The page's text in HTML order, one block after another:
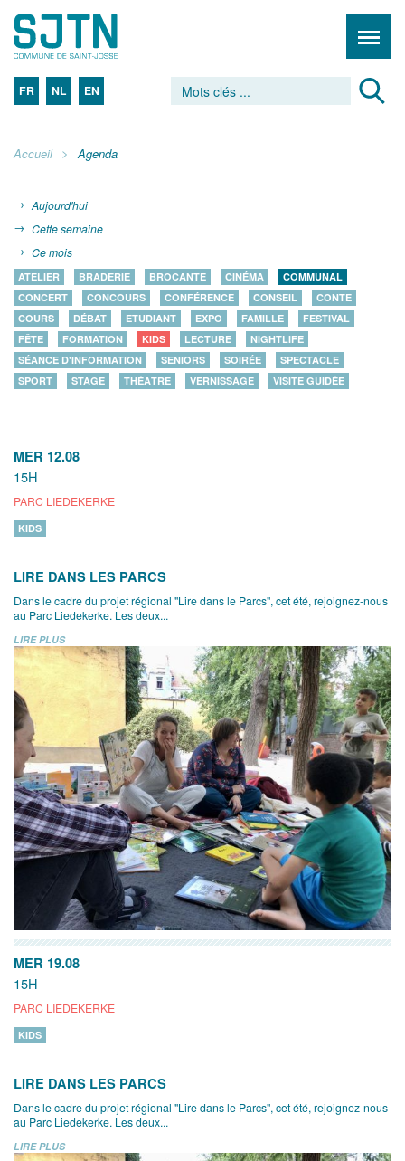
FR NL EN
Accueil Agenda
Aujourd'hui
Cette semaine
Ce mois
ATELIER BRADERIE BROCANTE CINÉMA
COMMUNAL
CONCERT
CONCOURS CONFÉRENCE CONSEIL
CONTE
COURS
DÉBAT ETUDIANT EXPO FAMILLE
FESTIVAL
FÊTE
FORMATION KIDS LECTURE
NIGHTLIFE
SÉANCE D'INFORMATION
SENIORS SOIRÉE
SPECTACLE
SPORT
STAGE THÉÂTRE VERNISSAGE VISITE GUIDÉE
MER 12.08
15H
PARC LIEDEKERKE
KIDS
LIRE DANS LES PARCS
Dans le cadre du projet régional "Lire dans le Parcs", cet été, rejoignez-nous
au Parc Liedekerke. Les deux...
LIRE PLUS
MER 19.08
15H
PARC LIEDEKERKE
KIDS
LIRE DANS LES PARCS
Dans le cadre du projet régional "Lire dans le Parcs", cet été, rejoignez-nous
au Parc Liedekerke. Les deux...
LIRE PLUS